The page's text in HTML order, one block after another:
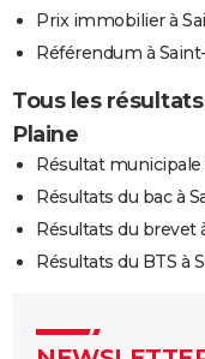
Prix immobilier à
Référendum à
Tous les
Plaine
Résultat
Résultats du bac à
Résultats du brevet
Résultats du BTS à